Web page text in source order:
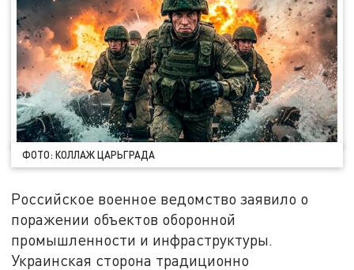
ФОТО: КОЛЛАЖ ЦАРЬГРАДА
Российское военное ведомство заявило о
поражении объектов оборонной
промышленности и инфраструктуры.
Украинская сторона традиционно